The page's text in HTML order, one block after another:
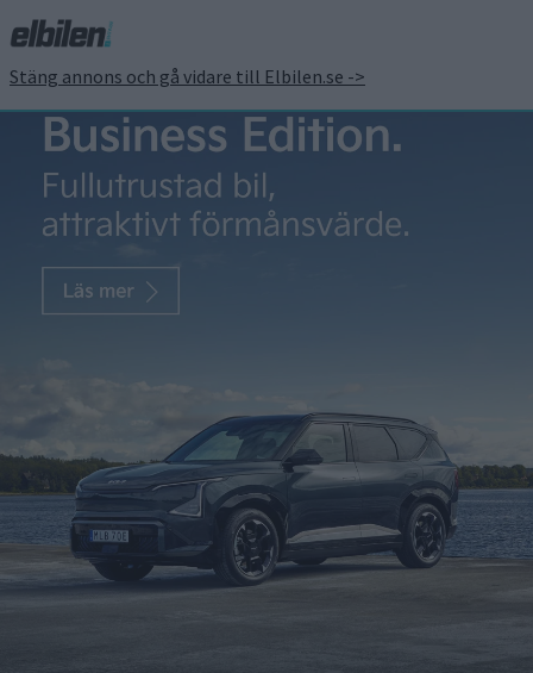
Stäng annons och gå vidare till Elbilen.se ->
#35 Provåkning av
självkörande ID.Buzz och
nya stödet till elbilar
Joakim Dyredand
och så stödet till köp av elbilar, hur bra är det egentligen? Carl
berättar om en provåkning av en självkörande Volkswagen ID
Buzz, Fredrik berättar vad han kan om nykörda Lexus RZ och så
[…]
I veckans avsnitt diskuterar vi heta nyheter: Ny sportig liten bil
från Peugeot, nya Nissan Leaf, fler detaljer om Mercedes GLC